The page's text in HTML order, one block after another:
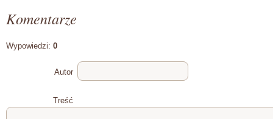
Komentarze
Wypowiedzi: 0
Autor
Treść